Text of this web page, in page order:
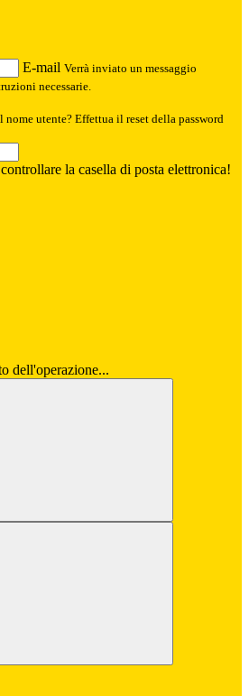
E-mail Verrà inviato un messaggio
necessarie.
nome utente? Effettua il reset della password
la casella di posta elettronica!
dell'operazione...